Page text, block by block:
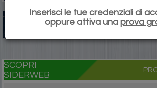
SCOPRI
SIDERWEB
Inserisci le tue credenziali di
oppure attiva una prova